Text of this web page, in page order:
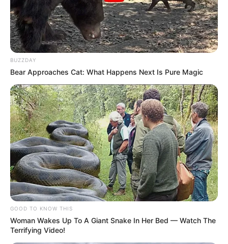
ΤΑΥΤΟΤΗΤΑ ΚΑΙ ΕΠΙΚΟΙΝΩΝΙΑ ΟΡΟΙ ΧΡΗΣΗΣ
BUZZDAY
Bear Approaches Cat: What Happens Next Is Pure Magic
GOOD TO KNOW THIS
Woman Wakes Up To A Giant Snake In Her Bed — Watch The
Terrifying Video!